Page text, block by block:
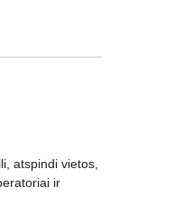
atspindi vietos,
ir